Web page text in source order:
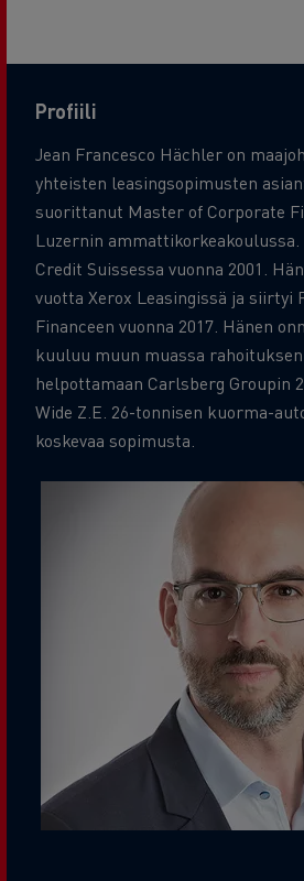
Profiili
Jean Francesco Hächler on
yhteisten leasingsopimusten
suorittanut Master of Corporate
Luzernin
Credit Suissessa vuonna 2001.
vuotta Xerox Leasingissä ja siirtyi
Financeen vuonna 2017. Hänen
kuuluu muun muassa
helpottamaan Carlsberg Groupin
Wide Z.E. 26-tonnisen kuorma-
koskevaa sopimusta.